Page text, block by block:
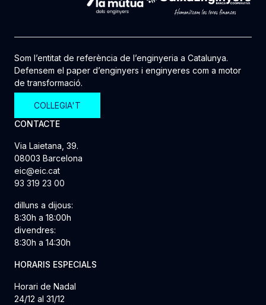
Som l’entitat de referència de l’enginyeria a Catalunya.
Defensem el paper d’enginyers i enginyeres com a motor
de transformació.
COL·LEGIA'T
CONTACTE
Via Laietana, 39.
08003 Barcelona
eic@eic.cat
93 319 23 00
dilluns a dijous:
8:30h a 18:00h
divendres:
8:30h a 14:30h
HORARIS ESPECIALS
Horari de Nadal
24/12 al 31/12